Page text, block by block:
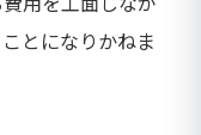
とになりかねま